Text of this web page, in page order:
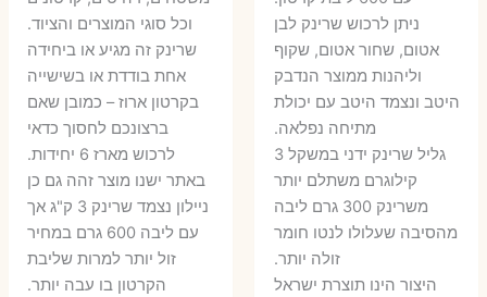
35 ₪.
ניתן לרכוש שרינק לבן
אטום, שחור אטום, שקוף
וליהנות ממוצר הנדבק
היטב ונצמד היטב עם יכולת
מתיחה נפלאה.
גליל שרינק ידני במשקל 3
קילוגרם משתלם יותר
משרינק 300 גרם ליבה
מהסיבה שעלולו לנטו חומר
זולה יותר.
היצור הינו תוצרת ישראל
55 ₪.
₪.וכל סוגי המוצרים והציוד.
שרינק זה מגיע או ביחידה
אחת בודדת או בשישייה
בקרטון ארוז – כמובן שאם
ברצונכם לחסוך כדאי
לרכוש מארז 6 יחידות.
באתר ישנו מוצר זהה גם כן
ניילון נצמד שרינק 3 ק"ג אך
עם ליבה 600 גרם במחיר
זול יותר למרות שליבת
הקרטון בו עבה יותר.